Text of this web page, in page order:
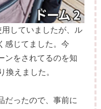
していましたが、ル
感じてました。今
ンをされてるのを知
換えました。
だったので、事前に